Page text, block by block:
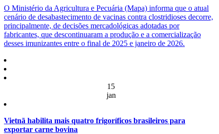
O Ministério da Agricultura e Pecuária (Mapa) informa que o atual
cenário de desabastecimento de vacinas contra clostridioses decorre,
principalmente, de decisões mercadológicas adotadas por
fabricantes, que descontinuaram a produção e a comercialização
desses imunizantes entre o final de 2025 e janeiro de 2026.
15
jan
Vietnã habilita mais quatro frigoríficos brasileiros para
exportar carne bovina